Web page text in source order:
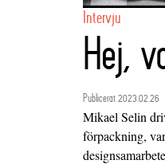
Intervju
Hej,
Publicerat 2023.02.26
Mikael Selin
förpackning,